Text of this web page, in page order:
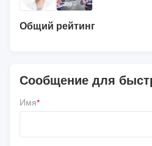
Общий рейтинг
Напишите
Сообщение для
Имя*